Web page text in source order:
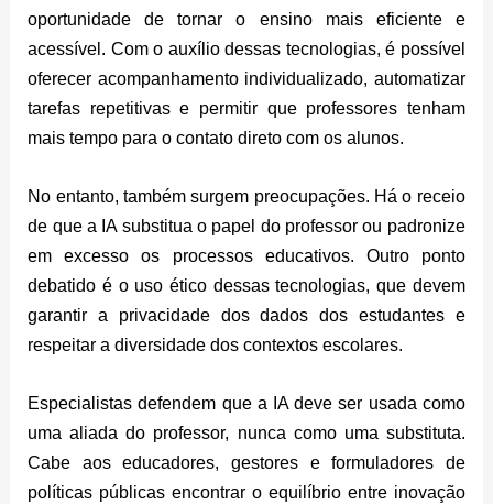
oportunidade de tornar o ensino mais eficiente e
acessível. Com o auxílio dessas tecnologias, é possível
oferecer acompanhamento individualizado, automatizar
tarefas repetitivas e permitir que professores tenham
mais tempo para o contato direto com os alunos.
No entanto, também surgem preocupações. Há o receio
de que a IA substitua o papel do professor ou padronize
em excesso os processos educativos. Outro ponto
debatido é o uso ético dessas tecnologias, que devem
garantir a privacidade dos dados dos estudantes e
respeitar a diversidade dos contextos escolares.
Especialistas defendem que a IA deve ser usada como
uma aliada do professor, nunca como uma substituta.
Cabe aos educadores, gestores e formuladores de
políticas públicas encontrar o equilíbrio entre inovação